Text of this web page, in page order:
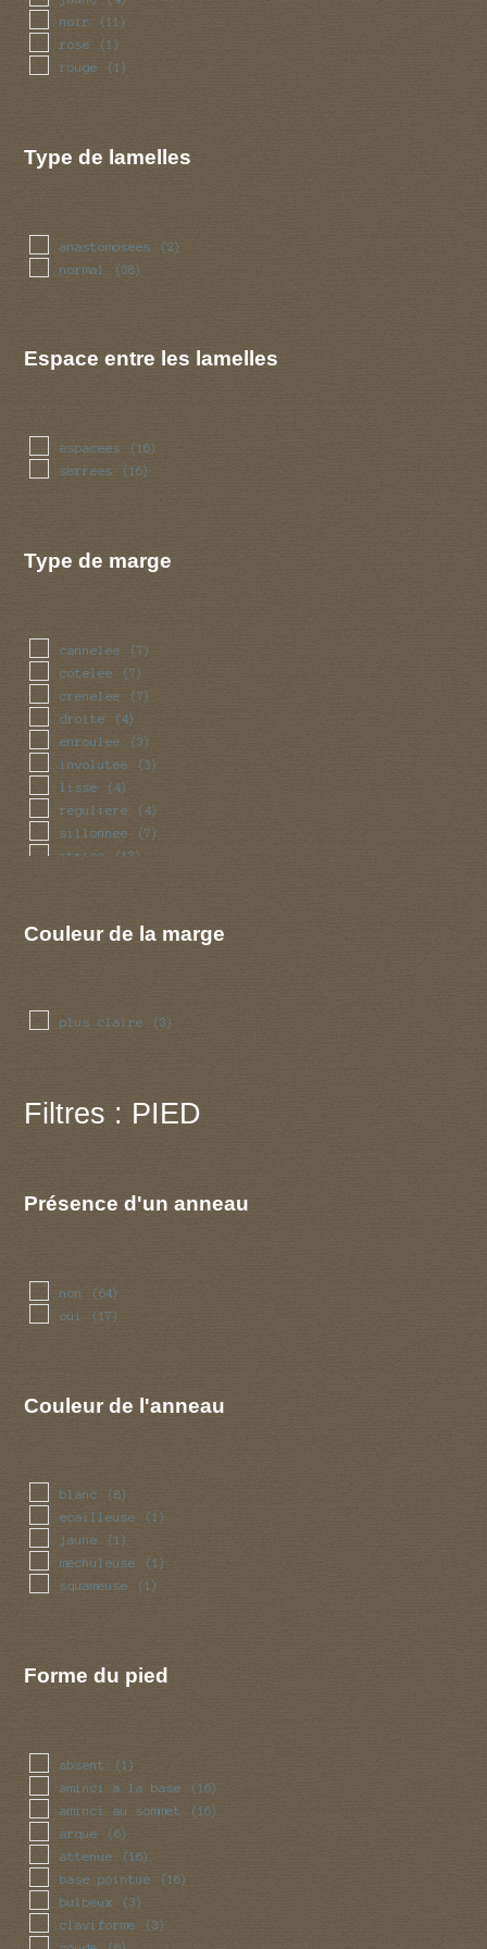
noir (11)
rose (1)
rouge (1)
Type de lamelles
anastomosees (2)
normal (38)
Espace entre les lamelles
espacees (16)
serrees (16)
Type de marge
cannelee (7)
cotelee (7)
crenelee (7)
droite (4)
enroulee (3)
involutee (3)
lisse (4)
reguliere (4)
sillonnee (7)
striee (13)
Couleur de la marge
plus claire (3)
Filtres : PIED
Présence d'un anneau
non (64)
oui (17)
Couleur de l'anneau
blanc (8)
ecailleuse (1)
jaune (1)
mechuleuse (1)
squameuse (1)
Forme du pied
absent (1)
aminci a la base (16)
aminci au sommet (16)
arque (6)
attenue (16)
base pointue (16)
bulbeux (3)
claviforme (3)